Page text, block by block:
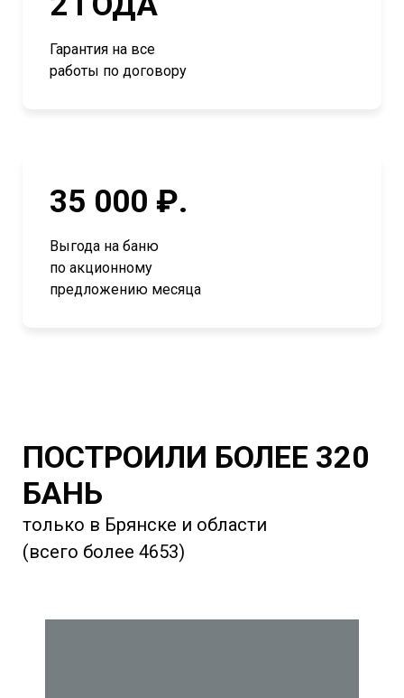
Гарантия на все
работы по договору
35 000 ₽.
Выгода на баню
по акционному
предложению месяца
ПОСТРОИЛИ БОЛЕЕ 320
БАНЬ
только в Брянске и области
(всего более 4653)